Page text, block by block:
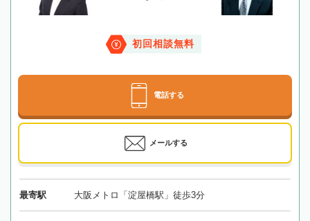
初回相談無料
電話する
メールする
最寄駅 大阪メトロ「淀屋橋駅」徒歩3分